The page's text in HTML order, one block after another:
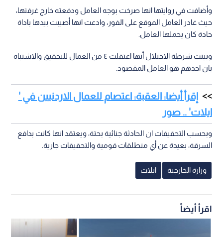
وأضافت في روايتها انها صرخت بوجه العامل ودفعته خارج غرفتها،
حيث غادر العامل الموقع على الفور، وادعت انها أصيبت بيدها باداة
حادة كان يحملها العامل.
وبينت شرطة الاحتلال أنها اعتقلت ٤ من العمال للتحقيق والاشتباه
بان احدهم هو العامل المقصود.
إقرأ أيضا: العقبة: اعتصام للعمال الاردنيين في '
ايلات' .. صور
وبحسب التحقيقات ان الحادثة جنائية بحتة، ويعتقد انها كانت بدافع
السرقة، بعيدة عن أي منطلقات قومية والتحقيقات جارية.
وزارة الخارجية ايلات
اقرأ أيضاً